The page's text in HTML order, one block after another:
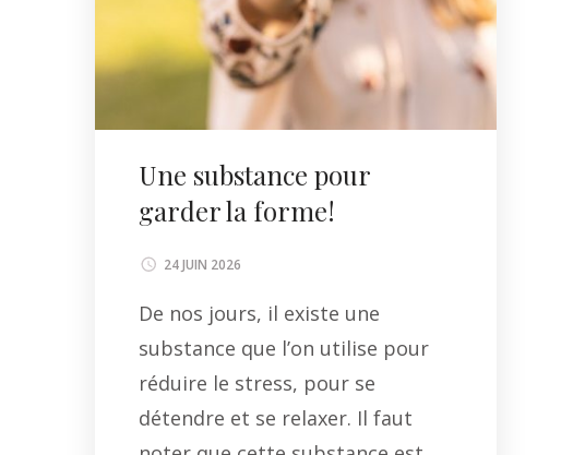
Une substance pour
garder la forme!
24 JUIN 2026
De nos jours, il existe une
substance que l’on utilise pour
réduire le stress, pour se
détendre et se relaxer. Il faut